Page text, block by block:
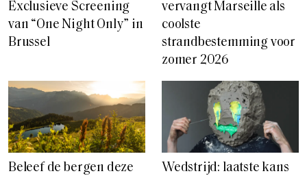
Exclusieve Screening
van “One Night Only” in
Brussel
vervangt Marseille als
coolste
strandbestemming voor
zomer 2026
Beleef de bergen deze
Wedstrijd: laatste kans